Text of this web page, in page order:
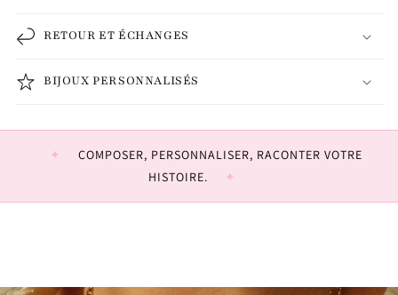
RETOUR ET ÉCHANGES
BIJOUX PERSONNALISÉS
COMPOSER, PERSONNALISER, RACONTER VOTRE
HISTOIRE.